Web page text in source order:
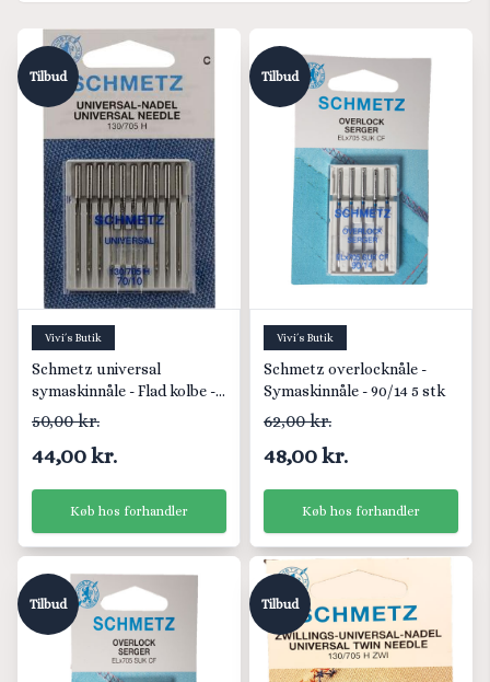
Vælg sortering
Pris høj til lav
Pris lav til høj
Titel, A-Z
Titel, Z-A
Tilbud
Vivi´s Butik
Schmetz universal
symaskinnåle - Flad kolbe -
70/10
50,00 kr.
44,00 kr.
Køb hos forhandler
Tilbud
Vivi´s Butik
Schmetz overlocknåle -
Symaskinnåle - 90/14 5 stk
62,00 kr.
48,00 kr.
Køb hos forhandler
Tilbud Tilbud